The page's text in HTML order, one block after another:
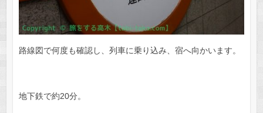
路線図で何度も確認し、列車に乗り込み、宿へ向かいます。
地下鉄で約20分。